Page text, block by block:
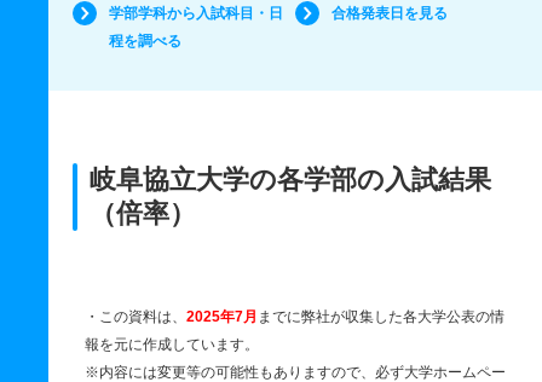
学部学科から入試科目・日
程を調べる
合格発表日を見る
岐阜協立大学の各学部の入試結果
（倍率）
・この資料は、 2025年7月 までに弊社が収集した各大学公表の情
報を元に作成しています。
※内容には変更等の可能性もありますので、必ず大学ホームペー